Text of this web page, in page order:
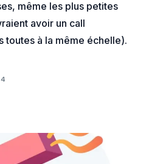
même les plus petites
avoir un call
toutes à la même échelle).